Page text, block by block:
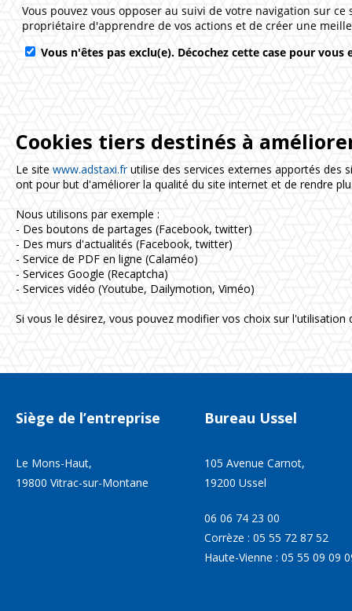
Cookies tiers destinés à
Le site www.adstaxi.frutilise des services externes apportés des
ont pour but d'améliorer la qualité du site internet et de rendre
Nous utilisons par exemple :
- Des boutons de partages (Facebook, twitter)
- Des murs d'actualités (Facebook, twitter)
- Service de PDF en ligne (Calaméo)
- Services Google (Recaptcha)
- Services vidéo (Youtube, Dailymotion, Viméo)
Si vous le désirez, vous pouvez modifier vos choix sur
Siège de l’entreprise
Le Mons-Haut,
19800 Vitrac-sur-Montane
Bureau Ussel
105 Avenue Carnot,
19200 Ussel
06 06 74 23 00
Corrèze : 05 55 72 87 52
Haute-Vienne : 05 55 09 09